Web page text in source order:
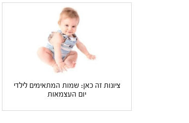
ציונות זה כאן: שמות המתאימים לילדי
יום העצמאות